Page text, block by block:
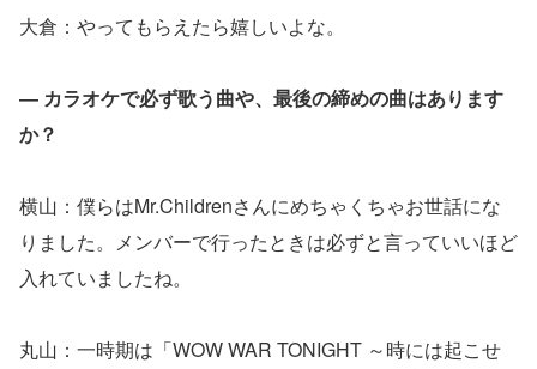
大倉：やってもらえたら嬉しいよな。
― カラオケで必ず歌う曲や、最後の締めの曲はあります
か？
横山：僕らはMr.Childrenさんにめちゃくちゃお世話にな
りました。メンバーで行ったときは必ずと言っていいほど
入れていましたね。
丸山：一時期は「WOW WAR TONIGHT ～時には起こせ